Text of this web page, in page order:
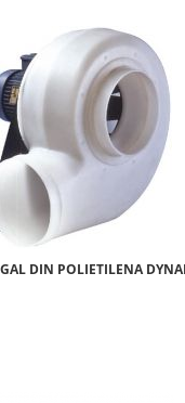
DIN POLIETILENA